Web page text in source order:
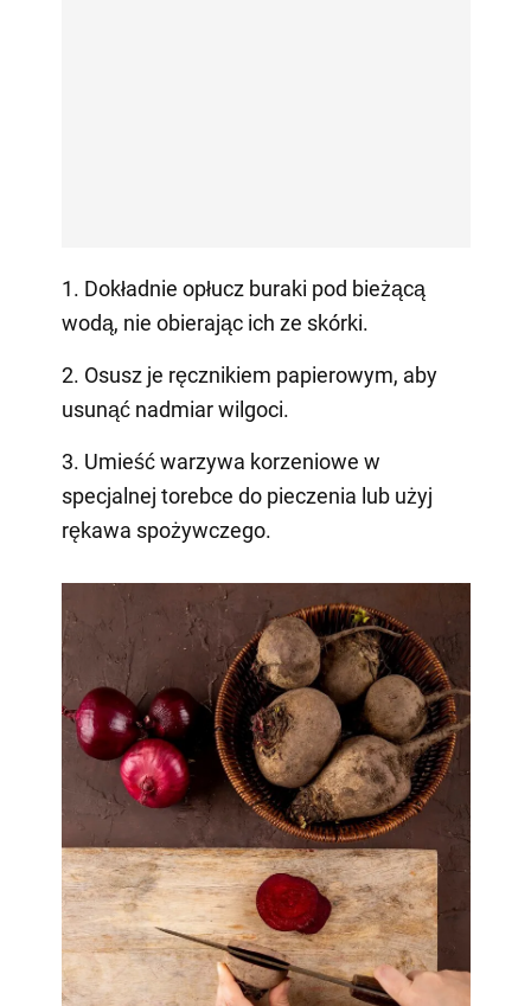
1. Dokładnie opłucz buraki pod bieżącą
wodą, nie obierając ich ze skórki.
2. Osusz je ręcznikiem papierowym, aby
usunąć nadmiar wilgoci.
3. Umieść warzywa korzeniowe w
specjalnej torebce do pieczenia lub użyj
rękawa spożywczego.